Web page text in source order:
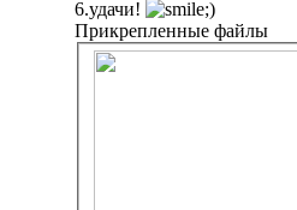
6.удачи!
Прикрепленные файлы